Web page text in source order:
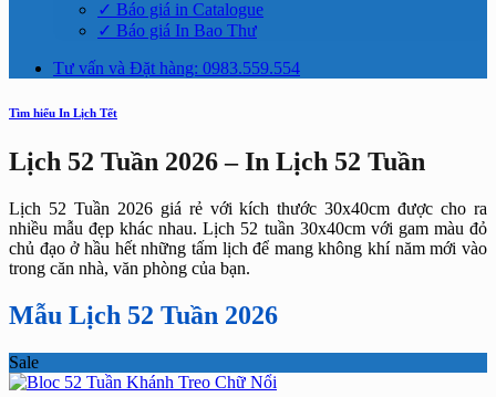
✓ Báo giá in Catalogue
✓ Báo giá In Bao Thư
Tư vấn và Đặt hàng: 0983.559.554
Tìm hiểu In Lịch Tết
Lịch 52 Tuần 2026 – In Lịch 52 Tuần
Lịch 52 Tuần 2026 giá rẻ với kích thước 30x40cm được cho ra
nhiều mẫu đẹp khác nhau. Lịch 52 tuần 30x40cm với gam màu đỏ
chủ đạo ở hầu hết những tấm lịch để mang không khí năm mới vào
trong căn nhà, văn phòng của bạn.
Mẫu Lịch 52 Tuần 2026
Sale